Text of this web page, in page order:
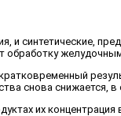
синтетические,
снова снижается,
их концентрация